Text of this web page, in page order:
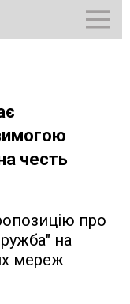
честь
про
на
мереж